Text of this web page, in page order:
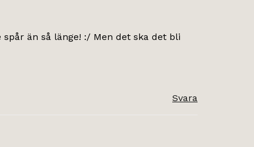
än så länge! :/ Men det ska det bli
Svara